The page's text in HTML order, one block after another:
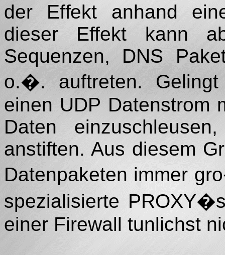
der Effekt anhand
dieser Effekt kann
Sequenzen, DNS
o.�. auftreten.
einen UDP Datenstrom
Daten
anstiften. Aus diesem
Datenpaketen immer
spezialisierte
einer Firewall tunlichst